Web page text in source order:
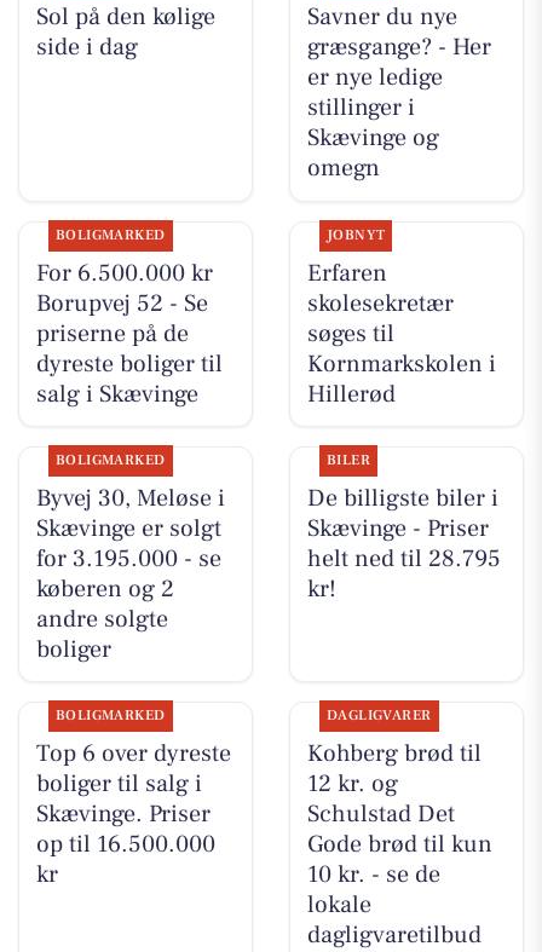
Sol på den kølige
side i dag
Savner du nye
græsgange? - Her
er nye ledige
stillinger i
Skævinge og
omegn
BOLIGMARKED
For 6.500.000 kr
Borupvej 52 - Se
priserne på de
dyreste boliger til
salg i Skævinge
JOBNYT
Erfaren
skolesekretær
søges til
Kornmarkskolen i
Hillerød
BOLIGMARKED
Byvej 30, Meløse i
Skævinge er solgt
for 3.195.000 - se
køberen og 2
andre solgte
boliger
BILER
De billigste biler i
Skævinge - Priser
helt ned til 28.795
kr!
BOLIGMARKED
Top 6 over dyreste
boliger til salg i
Skævinge. Priser
op til 16.500.000
kr
DAGLIGVARER
Kohberg brød til
12 kr. og
Schulstad Det
Gode brød til kun
10 kr. - se de
lokale
dagligvaretilbud